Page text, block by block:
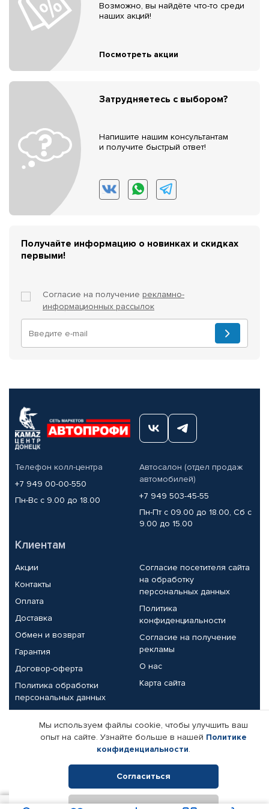
Возможно, вы найдёте что-то среди
наших акций!
Посмотреть акции
Затрудняетесь с выбором?
Напишите нашим консультантам
и получите быстрый ответ!
Получайте информацию о новинках и скидках
первыми!
Согласие на получение рекламно-
информационных рассылок
Телефон колл-центра
+7 949 00-00-550
Пн-Вс с 9.00 до 18.00
Автосалон (отдел продаж
автомобилей)
+7 949 503-45-55
Пн-Пт с 09.00 до 18.00, Сб с
9.00 до 15.00
Клиентам
Акции
Контакты
Оплата
Доставка
Обмен и возврат
Гарантия
Договор-оферта
Политика обработки
персональных данных
Согласие посетителя сайта
на обработку
персональных данных
Политика
конфиденциальности
Согласие на получение
рекламы
О нас
Карта сайта
Партнерам
Корпоративным клиентам
Поставщикам
Реквизиты компании
Мы используем файлы cookie, чтобы улучшить ваш
опыт на сайте. Узнайте больше в нашей Политике
конфиденциальности.
Согласиться
Отклонить